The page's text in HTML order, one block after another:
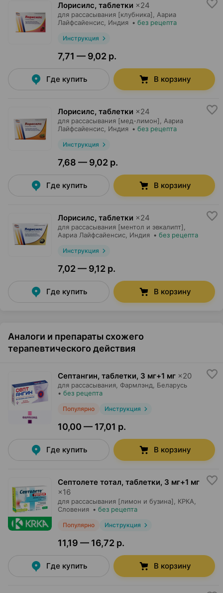
Лорисилс, таблетки ×24
для рассасывания [клубника],
Аариа
Лайфсайенсис , Индия • без рецепта
Инструкция
7,71 — 9,02 р.
Где купить В корзину
Лорисилс, таблетки ×24
для рассасывания [мед-лимон],
Аариа
Лайфсайенсис , Индия • без рецепта
Инструкция
7,68 — 9,02 р.
Где купить В корзину
Лорисилс, таблетки ×24
для рассасывания [ментол и эвкалипт],
Аариа Лайфсайенсис , Индия • без рецепта
Инструкция
7,02 — 9,12 р.
Где купить В корзину
Аналоги и препараты схожего
терапевтического действия
Септангин, таблетки, 3 мг+1 мг ×20
для рассасывания, Фармлэнд , Беларусь
• без рецепта
Популярно Инструкция
10,00 — 17,01 р.
Где купить В корзину
Септолете тотал, таблетки, 3 мг+1 мг
×16
для рассасывания [лимон и бузина], КРКА
Словения • без рецепта
Популярно Инструкция
11,19 — 16,72 р.
Где купить В корзину